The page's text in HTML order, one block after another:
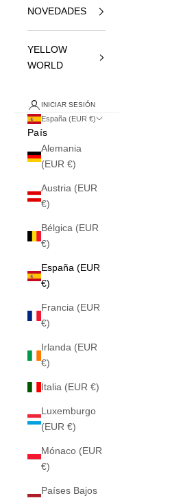
NOVEDADES
YELLOW
WORLD
INICIAR SESIÓN
España (EUR €)
País
Alemania
(EUR €)
Austria (EUR
€)
Bélgica (EUR
€)
España (EUR
€)
Francia (EUR
€)
Irlanda (EUR
€)
Italia (EUR €)
Luxemburgo
(EUR €)
Mónaco (EUR
€)
Países Bajos